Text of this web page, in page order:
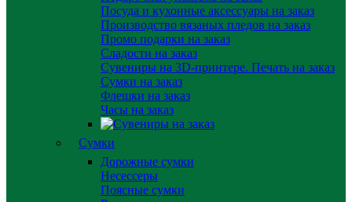
Посуда и кухонные аксессуары на заказ
Производство вязаных пледов на заказ
Промо подарки на заказ
Сладости на заказ
Сувениры на 3D-принтере. Печать на заказ
Сумки на заказ
Флешки на заказ
Часы на заказ
Сумки
Дорожные сумки
Несессеры
Поясные сумки